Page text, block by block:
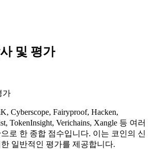
및 평가
가
Cyberscope, Fairyproof, Hacken,
TokenInsight, Verichains, Xangle 등 여러
로 한 종합 점수입니다. 이는 코인의 신
일반적인 평가를 제공합니다.